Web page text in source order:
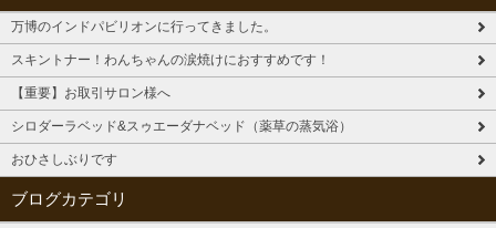
万博のインドパビリオンに行ってきました。
スキントナー！わんちゃんの涙焼けにおすすめです！
【重要】お取引サロン様へ
シロダーラベッド&スゥエーダナベッド（薬草の蒸気浴）
おひさしぶりです
ブログカテゴリ